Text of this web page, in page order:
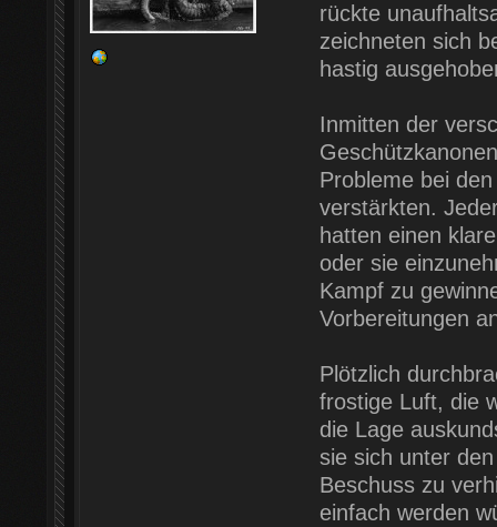
rückte
zeichneten sich
hastig
Inmitten der
Probleme bei
verstärkten.
hatten einen
oder sie
Kampf zu
Vorbereitungen
Plötzlich
frostige Luft, die
die Lage
sie sich unter
Beschuss zu
einfach werden